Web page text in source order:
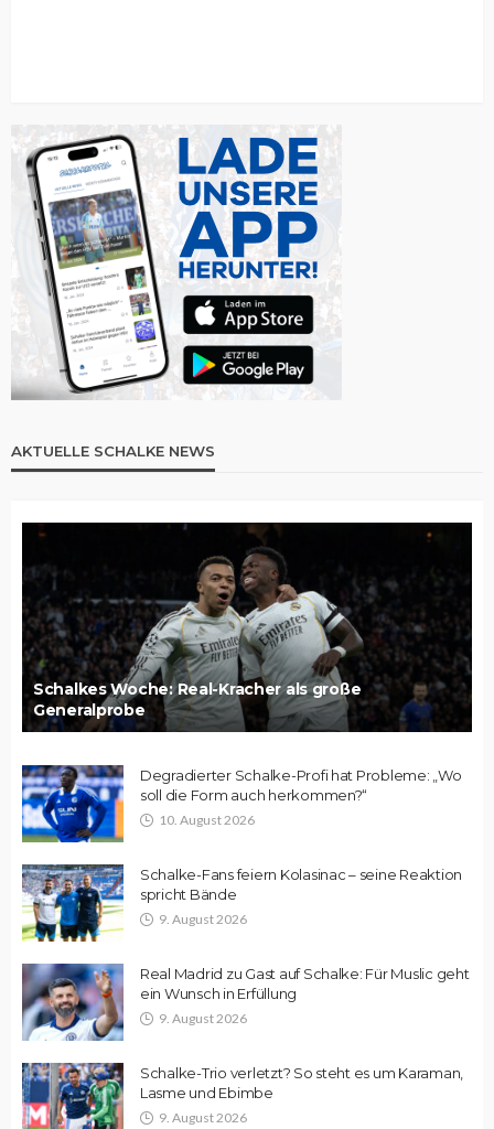
AKTUELLE SCHALKE NEWS
Schalkes Woche: Real-Kracher als große
Generalprobe
Degradierter Schalke-Profi hat Probleme: „Wo
soll die Form auch herkommen?“
10. August 2026
Schalke-Fans feiern Kolasinac – seine Reaktion
spricht Bände
9. August 2026
Real Madrid zu Gast auf Schalke: Für Muslic geht
ein Wunsch in Erfüllung
9. August 2026
Schalke-Trio verletzt? So steht es um Karaman,
Lasme und Ebimbe
9. August 2026